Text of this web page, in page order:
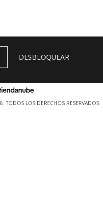
TODOS LOS DERECHOS RESERVADOS.